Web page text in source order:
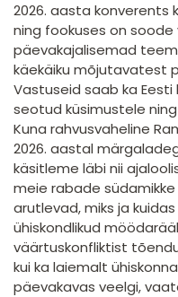
2026. aasta konverents
ning fookuses on soode
päevakajalisemad
käekäiku mõjutavatest
Vastuseid saab ka
seotud küsimustele
Kuna rahvusvaheline
2026. aastal
käsitleme läbi nii
meie rabade
arutlevad, miks ja
ühiskondlikud
väärtuskonfliktist
kui ka laiemalt
päevakavas veelgi,